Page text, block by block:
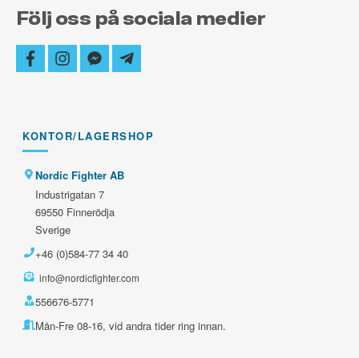
Följ oss på sociala medier
facebookinstagram
facebook-
messenger
telegram-
plane
KONTOR/LAGERSHOP
Nordic Fighter AB
Industrigatan 7
69550 Finnerödja
Sverige
+46 (0)584-77 34 40
info@nordicfighter.com
556676-5771
Mån-Fre 08-16, vid andra tider ring innan.